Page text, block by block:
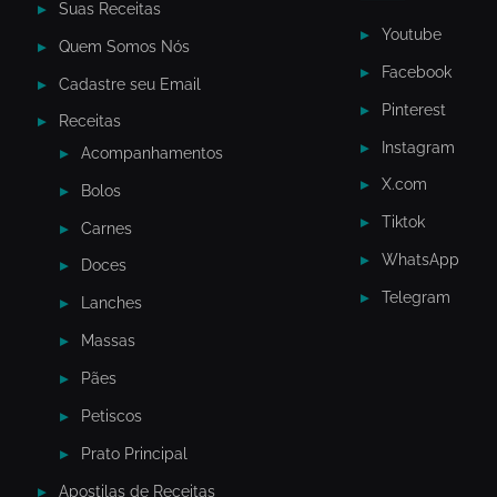
Suas Receitas
Quem Somos Nós
Cadastre seu Email
Receitas
Acompanhamentos
Bolos
Carnes
Doces
Lanches
Massas
Pães
Petiscos
Prato Principal
Apostilas de Receitas
Youtube
Facebook
Pinterest
Instagram
X.com
Tiktok
WhatsApp
Telegram